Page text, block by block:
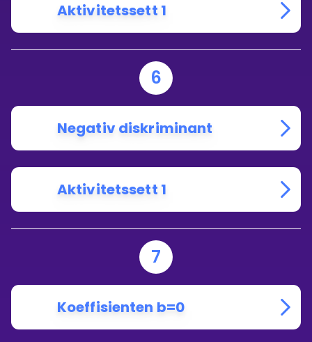
Aktivitetssett 1
6
Negativ diskriminant
Aktivitetssett 1
7
Koeffisienten b=0